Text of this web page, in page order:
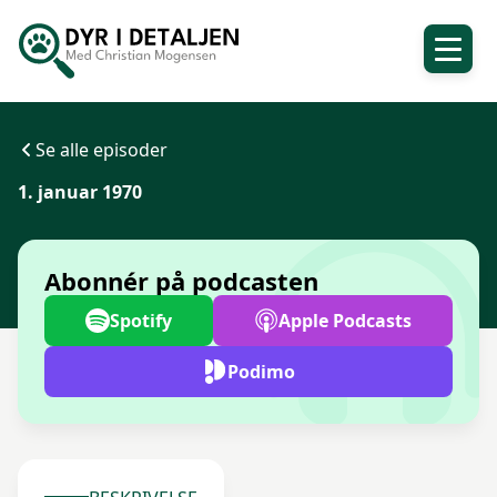
Se alle episoder
1. januar 1970
Abonnér på podcasten
Spotify Apple Podcasts
Podimo